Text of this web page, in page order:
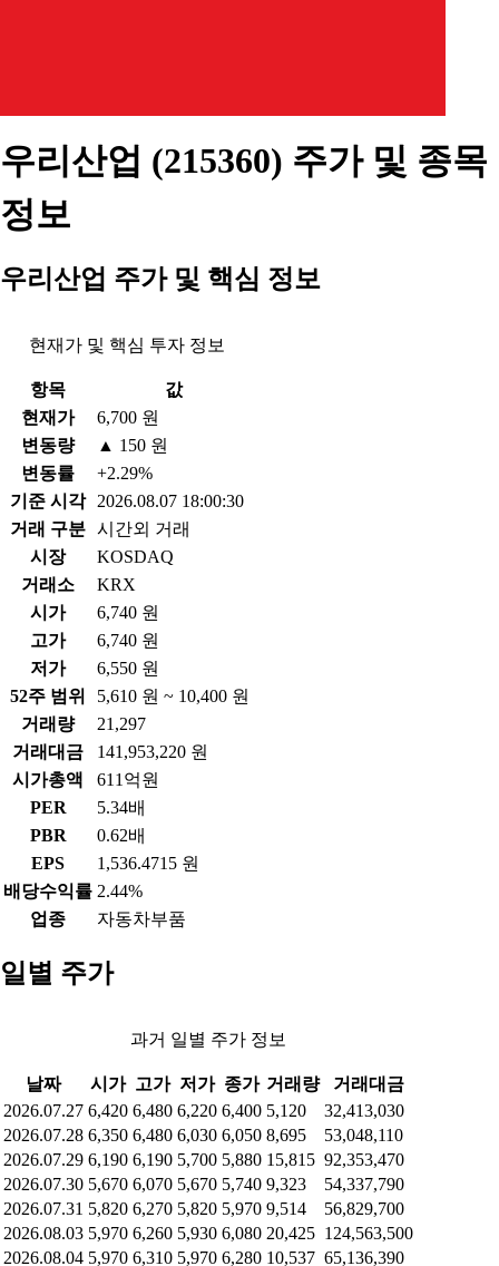
우리산업 (215360) 주가 및 종목
정보
우리산업 주가 및 핵심 정보
현재가 및 핵심 투자 정보
항목
값
현재가
6,700 원
변동량
▲ 150 원
변동률
+2.29%
기준 시각
2026.08.07 18:00:30
거래 구분 시간외 거래
시장
KOSDAQ
거래소
KRX
시가
6,740 원
고가
6,740 원
저가
6,550 원
52주 범위
5,610 원 ~ 10,400 원
거래량
21,297
거래대금
141,953,220 원
시가총액
611억원
PER
5.34배
PBR
0.62배
EPS
1,536.4715 원
배당수익률 2.44%
업종
자동차부품
일별 주가
과거 일별 주가 정보
날짜 시가 고가 저가 종가 거래량
거래대금
2026.07.27 6,420 6,480 6,220 6,400 5,120
32,413,030
2026.07.28 6,350 6,480 6,030 6,050 8,695
53,048,110
2026.07.29 6,190 6,190 5,700 5,880 15,815 92,353,470
2026.07.30 5,670 6,070 5,670 5,740 9,323
54,337,790
2026.07.31 5,820 6,270 5,820 5,970 9,514
56,829,700
2026.08.03 5,970 6,260 5,930 6,080 20,425 124,563,500
2026.08.04 5,970 6,310 5,970 6,280 10,537 65,136,390